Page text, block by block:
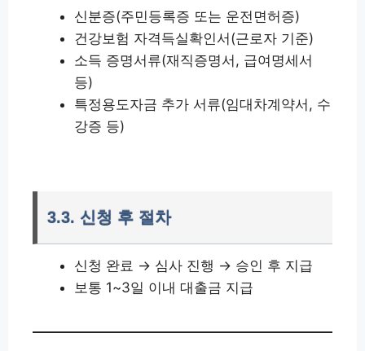
신분증(주민등록증 또는 운전면허증)
건강보험 자격득실확인서(근로자 기준)
소득 증명서류(재직증명서, 급여명세서
등)
특정용도자금 추가 서류(임대차계약서, 수
강증 등)
3.3. 신청 후 절차
신청 완료 → 심사 진행 → 승인 후 지급
보통 1~3일 이내 대출금 지급